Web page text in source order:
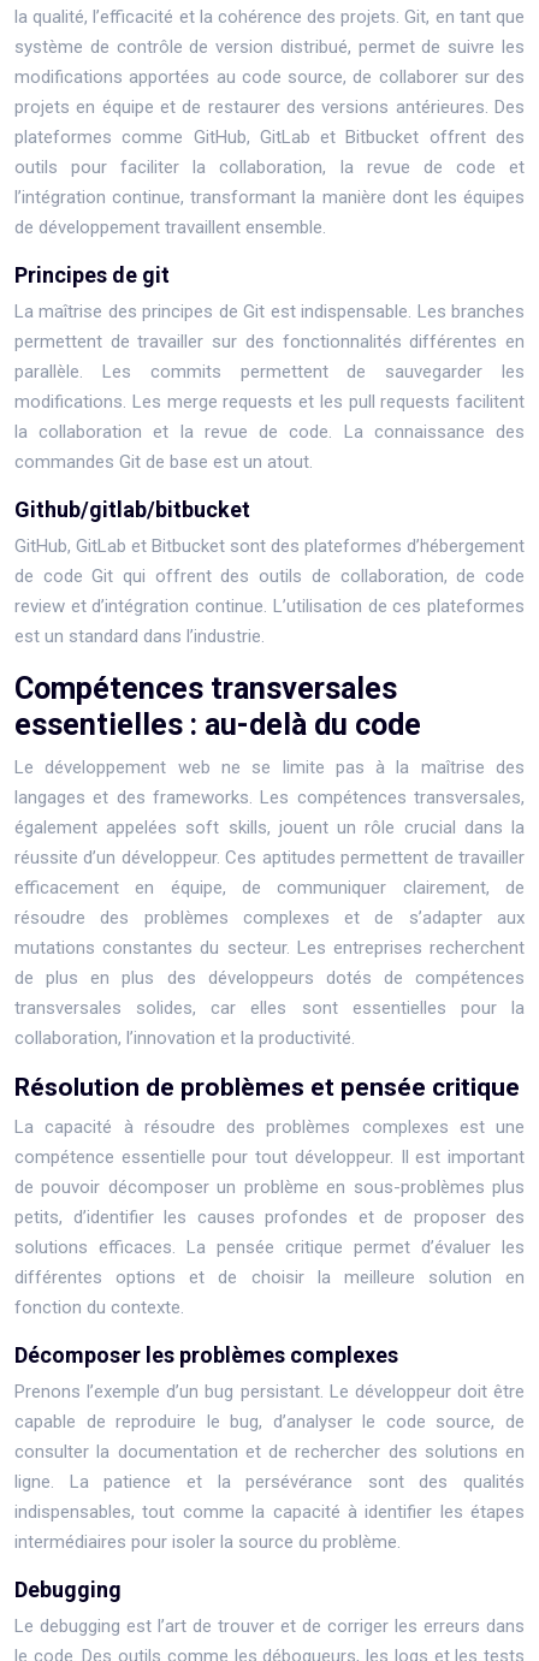
la qualité, l’efficacité et la cohérence des projets. Git, en tant que
système de contrôle de version distribué, permet de suivre les
modifications apportées au code source, de collaborer sur des
projets en équipe et de restaurer des versions antérieures. Des
plateformes comme GitHub, GitLab et Bitbucket offrent des
outils pour faciliter la collaboration, la revue de code et
l’intégration continue, transformant la manière dont les équipes
de développement travaillent ensemble.
Principes de git
La maîtrise des principes de Git est indispensable. Les branches
permettent de travailler sur des fonctionnalités différentes en
parallèle. Les commits permettent de sauvegarder les
modifications. Les merge requests et les pull requests facilitent
la collaboration et la revue de code. La connaissance des
commandes Git de base est un atout.
Github/gitlab/bitbucket
GitHub, GitLab et Bitbucket sont des plateformes d’hébergement
de code Git qui offrent des outils de collaboration, de code
review et d’intégration continue. L’utilisation de ces plateformes
est un standard dans l’industrie.
Compétences transversales
essentielles : au-delà du code
Le développement web ne se limite pas à la maîtrise des
langages et des frameworks. Les compétences transversales,
également appelées soft skills, jouent un rôle crucial dans la
réussite d’un développeur. Ces aptitudes permettent de travailler
efficacement en équipe, de communiquer clairement, de
résoudre des problèmes complexes et de s’adapter aux
mutations constantes du secteur. Les entreprises recherchent
de plus en plus des développeurs dotés de compétences
transversales solides, car elles sont essentielles pour la
collaboration, l’innovation et la productivité.
Résolution de problèmes et pensée critique
La capacité à résoudre des problèmes complexes est une
compétence essentielle pour tout développeur. Il est important
de pouvoir décomposer un problème en sous-problèmes plus
petits, d’identifier les causes profondes et de proposer des
solutions efficaces. La pensée critique permet d’évaluer les
différentes options et de choisir la meilleure solution en
fonction du contexte.
Décomposer les problèmes complexes
Prenons l’exemple d’un bug persistant. Le développeur doit être
capable de reproduire le bug, d’analyser le code source, de
consulter la documentation et de rechercher des solutions en
ligne. La patience et la persévérance sont des qualités
indispensables, tout comme la capacité à identifier les étapes
intermédiaires pour isoler la source du problème.
Debugging
Le debugging est l’art de trouver et de corriger les erreurs dans
le code. Des outils comme les débogueurs, les logs et les tests